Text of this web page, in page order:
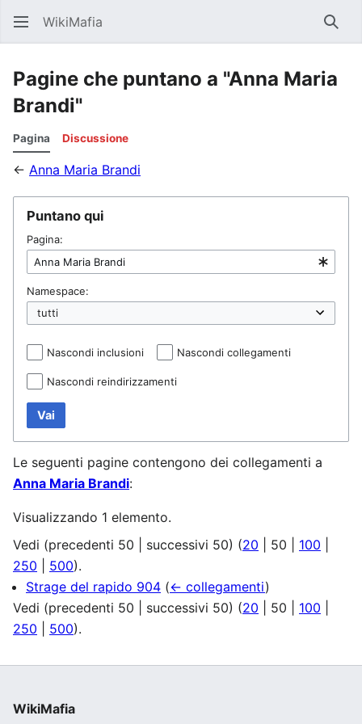
WikiMafia
Pagine che puntano a "Anna Maria
Brandi"
Pagina Discussione
← Anna Maria Brandi
Puntano qui
Pagina:
Namespace:
Nascondi inclusioni Nascondi collegamenti
Nascondi reindirizzamenti
Vai
Le seguenti pagine contengono dei collegamenti a
Anna Maria Brandi:
Visualizzando 1 elemento.
Vedi (precedenti 50 successivi 50) (20 50 100
250
500).
Strage del rapido 904 (← collegamenti)
Vedi (precedenti 50 successivi 50) (20 50 100
250
500).
WikiMafia